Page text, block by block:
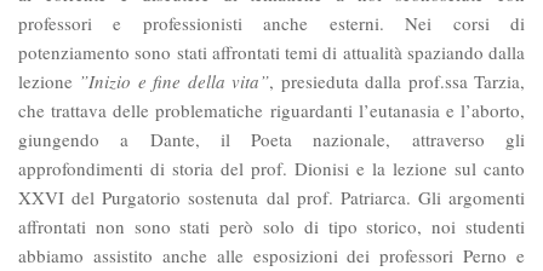
professori e professionisti anche esterni. Nei corsi di
potenziamento sono stati affrontati temi di attualità spaziando dalla
lezione ”Inizio e fine della vita”, presieduta dalla prof.ssa Tarzia,
che trattava delle problematiche riguardanti l’eutanasia e l’aborto,
giungendo a Dante, il Poeta nazionale, attraverso gli
approfondimenti di storia del prof. Dionisi e la lezione sul canto
XXVI del Purgatorio sostenuta dal prof. Patriarca. Gli argomenti
affrontati non sono stati però solo di tipo storico, noi studenti
abbiamo assistito anche alle esposizioni dei professori Perno e